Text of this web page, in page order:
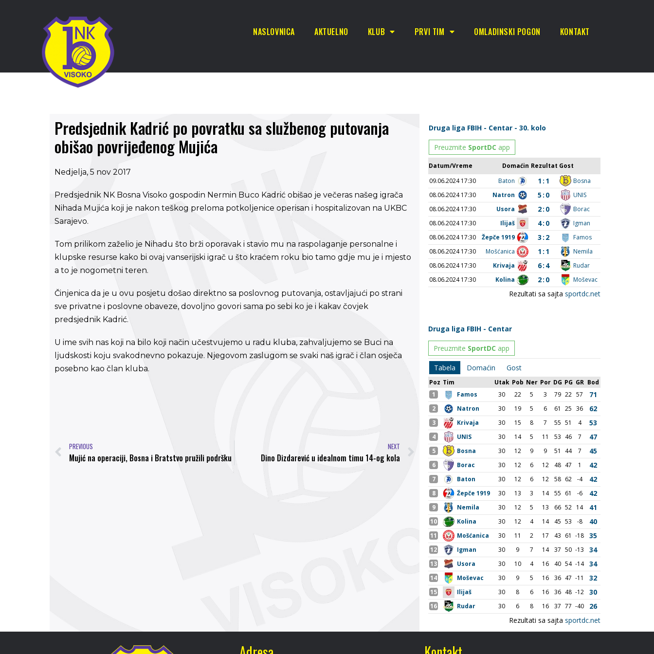
NASLOVNICA AKTUELNO KLUB PRVI TIM OMLADINSKI POGON KONTAKT
Predsjednik Kadrić po povratku sa službenog putovanja
obišao povrijeđenog Mujića
Nedjelja, 5 nov 2017
Predsjednik NK Bosna Visoko gospodin Nermin Buco Kadrić obišao je večeras našeg igrača
Nihada Mujića koji je nakon teškog preloma potkoljenice operisan i hospitalizovan na UKBC
Sarajevo.
Tom prilikom zaželio je Nihadu što brži oporavak i stavio mu na raspolaganje personalne i
klupske resurse kako bi ovaj vanserijski igrač u što kraćem roku bio tamo gdje mu je i mjesto
a to je nogometni teren.
Činjenica da je u ovu posjetu došao direktno sa poslovnog putovanja, ostavljajući po strani
sve privatne i poslovne obaveze, dovoljno govori sama po sebi ko je i kakav čovjek
predsjednik Kadrić.
U ime svih nas koji na bilo koji način učestvujemo u radu kluba, zahvaljujemo se Buci na
ljudskosti koju svakodnevno pokazuje. Njegovom zaslugom se svaki naš igrač i član osječa
posebno kao član kluba.
PREVIOUS
Mujić na operaciji, Bosna i Bratstvo pružili podršku
NEXT
Dino Dizdarević u idealnom timu 14-og kola